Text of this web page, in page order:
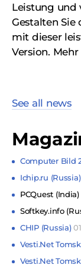
Leistung und
Gestalten
mit dieser
Version.
See all news
Computer Bild
Ichip.ru
PCQuest (India)
Softkey.info
CHIP (Russia)
Vesti.Net
Vesti.Net